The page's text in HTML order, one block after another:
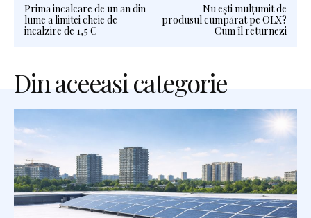
Prima incalcare de un an din
lume a limitei cheie de
incalzire de 1,5 C
Nu ești mulțumit de
produsul cumpărat pe OLX?
Cum îl returnezi
Din aceeasi categorie